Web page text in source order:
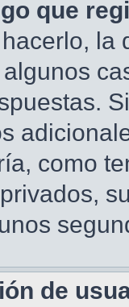
que
la
como
de